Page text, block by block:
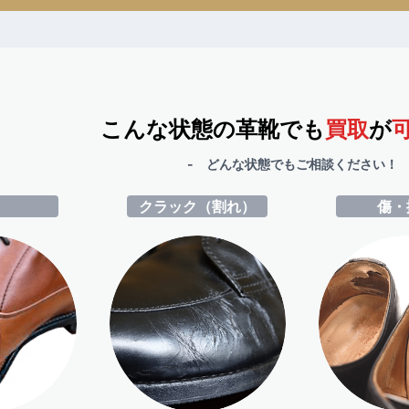
こんな状態の革靴でも買取が
- どんな状態でもご相談ください
クラック（割れ） 傷